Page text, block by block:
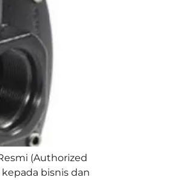
(Authorized
bisnis dan